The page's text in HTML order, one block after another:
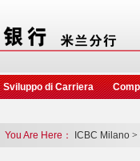
Sviluppo di Carriera
You Are Here： ICBC Milano >